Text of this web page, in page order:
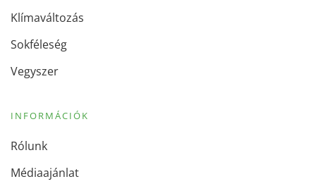
Klímaváltozás
Sokféleség
Vegyszer
INFORMÁCIÓK
Rólunk
Médiaajánlat